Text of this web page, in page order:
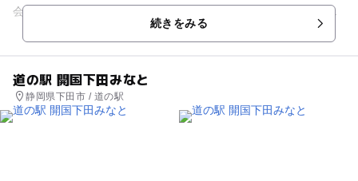
会館」を中心として、憩いの森「天城山昭和の森自然休養林」
が整備されています。「昭...続きをみる
道の駅 開国下田みなと
静岡県下田市 / 道の駅